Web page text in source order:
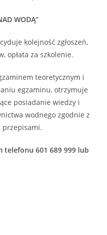
WODĄ”
kolejność zgłoszeń,
opłata za szkolenie.
teoretycznym i
egzaminu, otrzymuje
posiadanie wiedzy i
wodnego zgodnie z
przepisami.
601 689 999 lub